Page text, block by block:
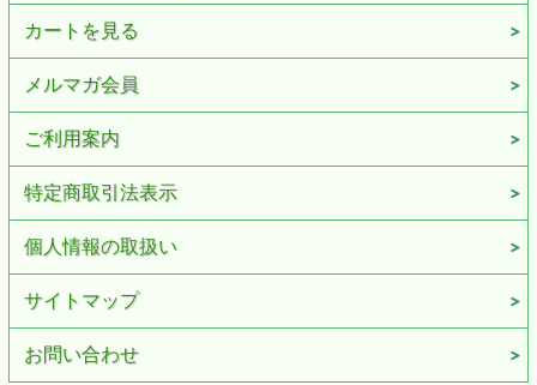
monologueは25 keyのフル・プログラマブル・モノフォニッ
ク・アナログ・シンセサイザーです。minilogueをベースに
しながらも、サウンド面においては全く異なる部分をフィー
チャーし、パワフルなモノフォニック・シンセとして再設
ど、1ボイスでこそ活きる強力なモノ・サウンドを生み出し
ます。またステップ・シーケンサーも大幅に拡張し、より直
感的で、より複雑なエディットが可能に。さらに目を奪う5
色のカラー・ラインナップが、コンパクトながらも強い個性
を主張します。
美しさと狂気を秘めたモノフォニック・シンセサイザー、
monologue。あなただけのカラーで、あなただけのサウンド
を手に入れて下さい。
カートを見る
メルマガ会員
ご利用案内
特定商取引法表示
個人情報の取扱い
サイトマップ
お問い合わせ